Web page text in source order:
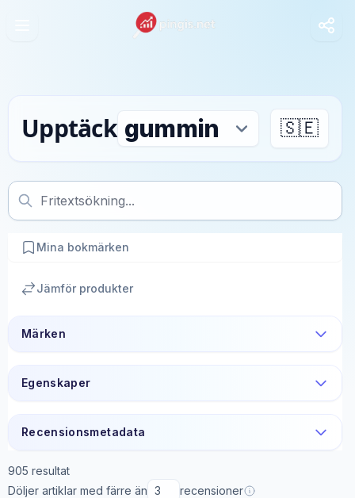
Upptäck 🇸🇪
Mina bokmärken
Jämför produkter
Märken
Egenskaper
Recensionsmetadata
905 resultat
Döljer artiklar med färre än
recensioner